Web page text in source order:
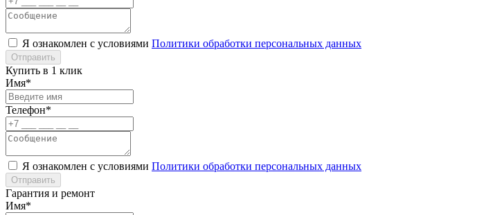
Я ознакомлен с условиями Политики обработки персональных данных
Отправить
Купить в 1 клик
Имя*
Телефон*
Я ознакомлен с условиями Политики обработки персональных данных
Отправить
Гарантия и ремонт
Имя*